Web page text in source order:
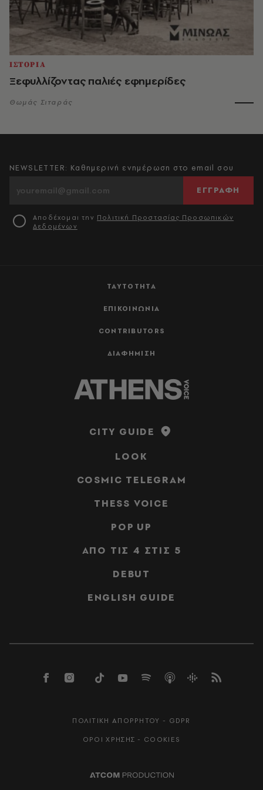
ΙΣΤΟΡΙΑ
Ξεφυλλίζοντας παλιές εφημερίδες
Θωμάς Σιταράς
ΤΑΥΤΟΤΗΤΑ
ΕΠΙΚΟΙΝΩΝΙΑ
CONTRIBUTORS
ΔΙΑΦΗΜΙΣΗ
NEWSLETTER: Καθημερινή ενημέρωση στο email σου
ΕΓΓΡΑΦΗ
Αποδέχομαι την Πολιτική Προστασίας Προσωπικών
Δεδομένων
CITY GUIDE
LOOK
COSMIC TELEGRAM
THESS VOICE
POP UP
ΑΠΟ ΤΙΣ 4 ΣΤΙΣ 5
DEBUT
ENGLISH GUIDE
ΠΟΛΙΤΙΚΗ ΑΠΟΡΡΗΤΟΥ - GDPR
ΟΡΟΙ ΧΡΗΣΗΣ - COOKIES